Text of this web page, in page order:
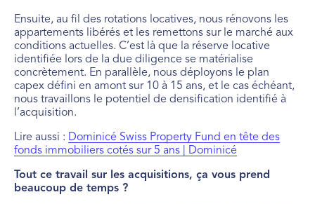
Ensuite, au fil des rotations locatives, nous rénovons les
appartements libérés et les remettons sur le marché aux
conditions actuelles. C’est là que la réserve locative
identifiée lors de la due diligence se matérialise
concrètement. En parallèle, nous déployons le plan
capex défini en amont sur 10 à 15 ans, et le cas échéant,
nous travaillons le potentiel de densification identifié à
l’acquisition.
Lire aussi : Dominicé Swiss Property Fund en tête des
fonds immobiliers cotés sur 5 ans | Dominicé
Tout ce travail sur les acquisitions, ça vous prend
beaucoup de temps ?